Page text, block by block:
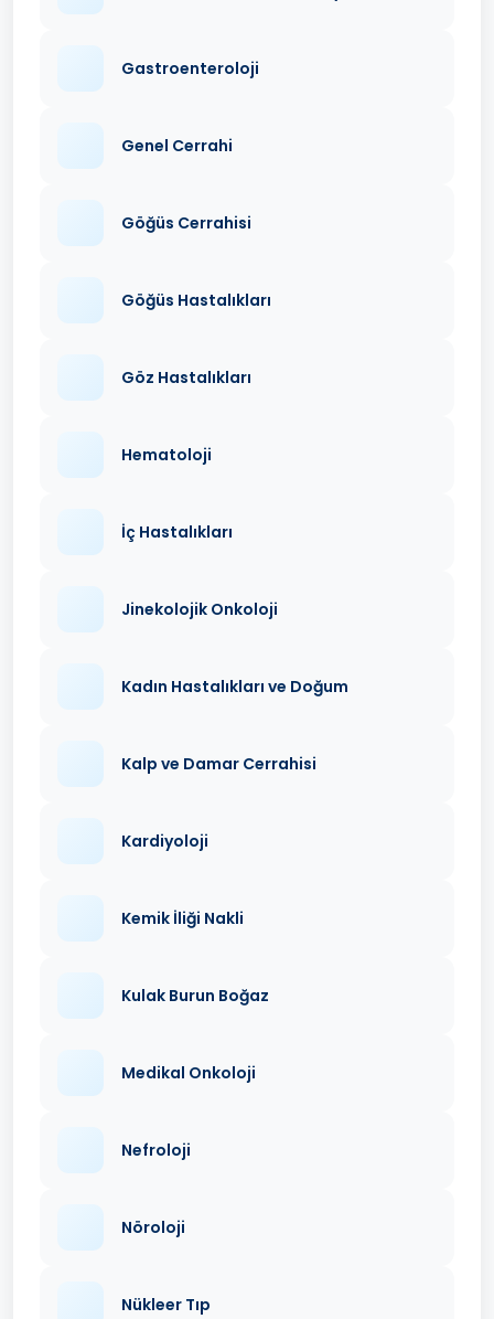
Gastroenteroloji
Genel Cerrahi
Göğüs Cerrahisi
Göğüs Hastalıkları
Göz Hastalıkları
Hematoloji
İç Hastalıkları
Jinekolojik Onkoloji
Kadın Hastalıkları ve Doğum
Kalp ve Damar Cerrahisi
Kardiyoloji
Kemik İliği Nakli
Kulak Burun Boğaz
Medikal Onkoloji
Nefroloji
Nöroloji
Nükleer Tıp